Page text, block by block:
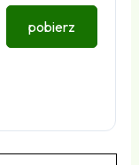
pobierz